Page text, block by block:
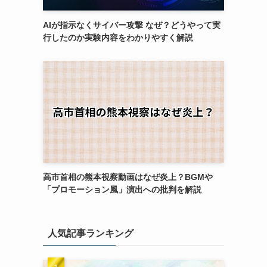
AIが指示なくサイバー攻撃 なぜ？どうやって実
行したのか実験内容をわかりやすく解説
高市首相の熊本視察動画はなぜ炎上？BGMや
「プロモーション風」演出への批判を解説
人気記事ランキング